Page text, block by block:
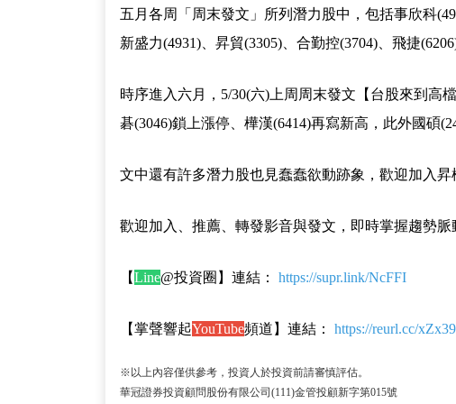
五月各周「周末發文」所列潛力股中，包括事欣科
新盛力(4931)、昇貿(3305)、合勤控(3704)、飛捷
時序進入六月，5/30(六)上周周末發文【台股來到高
碁(3046)鎖上漲停、樺漢(6414)再寫新高，此外國碩
文中還有許多潛力股也見蠢蠢欲動跡象，歡迎加入昇
歡迎加入、推薦、轉發影音與發文，即時掌握趨勢脈
【Line@投資圈】連結： https://supr.link/NcFFI
【掌聲響起YouTube頻道】連結： https://reurl.cc/
※以上內容僅供參考，投資人於投資前請審慎評估。
華冠證券投資顧問股份有限公司(111)金管投顧新字第015號